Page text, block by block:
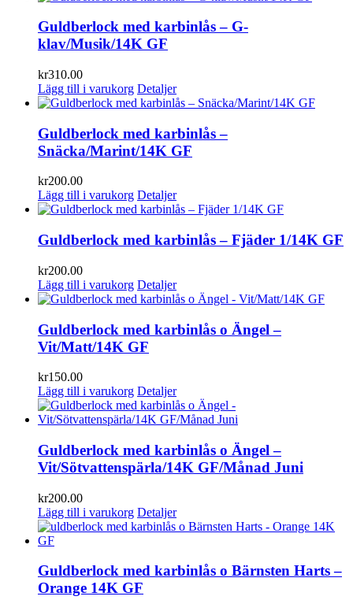
Guldberlock med karbinlås – G-
klav/Musik/14K GF
kr310.00
Lägg till i varukorg Detaljer
Guldberlock med karbinlås –
Snäcka/Marint/14K GF
kr200.00
Lägg till i varukorg Detaljer
Guldberlock med karbinlås – Fjäder 1/14K GF
kr200.00
Lägg till i varukorg Detaljer
Guldberlock med karbinlås o Ängel –
Vit/Matt/14K GF
kr150.00
Lägg till i varukorg Detaljer
Guldberlock med karbinlås o Ängel –
Vit/Sötvattenspärla/14K GF/Månad Juni
kr200.00
Lägg till i varukorg Detaljer
Guldberlock med karbinlås o Bärnsten Harts –
Orange 14K GF